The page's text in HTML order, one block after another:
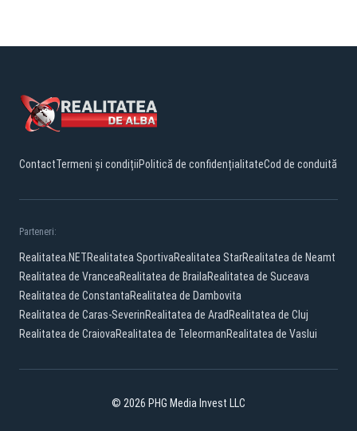
ContactTermeni și condițiiPolitică de confidențialitateCod de conduită
Parteneri:
Realitatea.NETRealitatea SportivaRealitatea StarRealitatea de Neamt
Realitatea de VranceaRealitatea de BrailaRealitatea de Suceava
Realitatea de ConstantaRealitatea de Dambovita
Realitatea de Caras-SeverinRealitatea de Arad Realitatea de Cluj
Realitatea de CraiovaRealitatea de TeleormanRealitatea de Vaslui
© 2026 PHG Media Invest LLC